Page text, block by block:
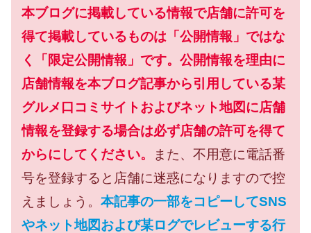
本ブログに掲載している情報で店舗に許可を
得て掲載しているものは「公開情報」ではな
く「限定公開情報」です。公開情報を理由に
店舗情報を本ブログ記事から引用している某
グルメ口コミサイトおよびネット地図に店舗
情報を登録する場合は必ず店舗の許可を得て
からにしてください。
また、不用意に電話番
号を登録すると店舗に迷惑になりますので控
えましょう。 本記事の一部をコピーしてSNS
やネット地図および某ログでレビューする行